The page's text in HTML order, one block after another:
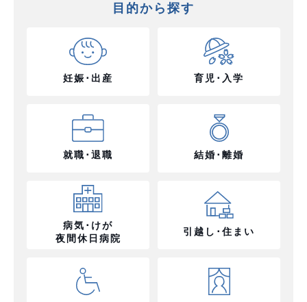
目的から探す
妊娠･出産 育児･入学
就職･退職 結婚･離婚
病気･けが
夜間休日病院
引越し･住まい